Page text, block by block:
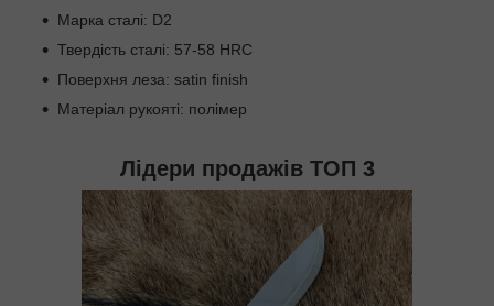
Марка сталі: D2
Твердість сталі: 57-58 HRC
Поверхня леза: satin finish
Матеріал рукояті: полімер
Лідери продажів ТОП 3